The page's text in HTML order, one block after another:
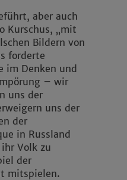
aber auch
Kurschus, „mit
Bildern von
forderte
im Denken und
– wir
uns der
uns der
der
in Russland
Volk zu
der
mitspielen.